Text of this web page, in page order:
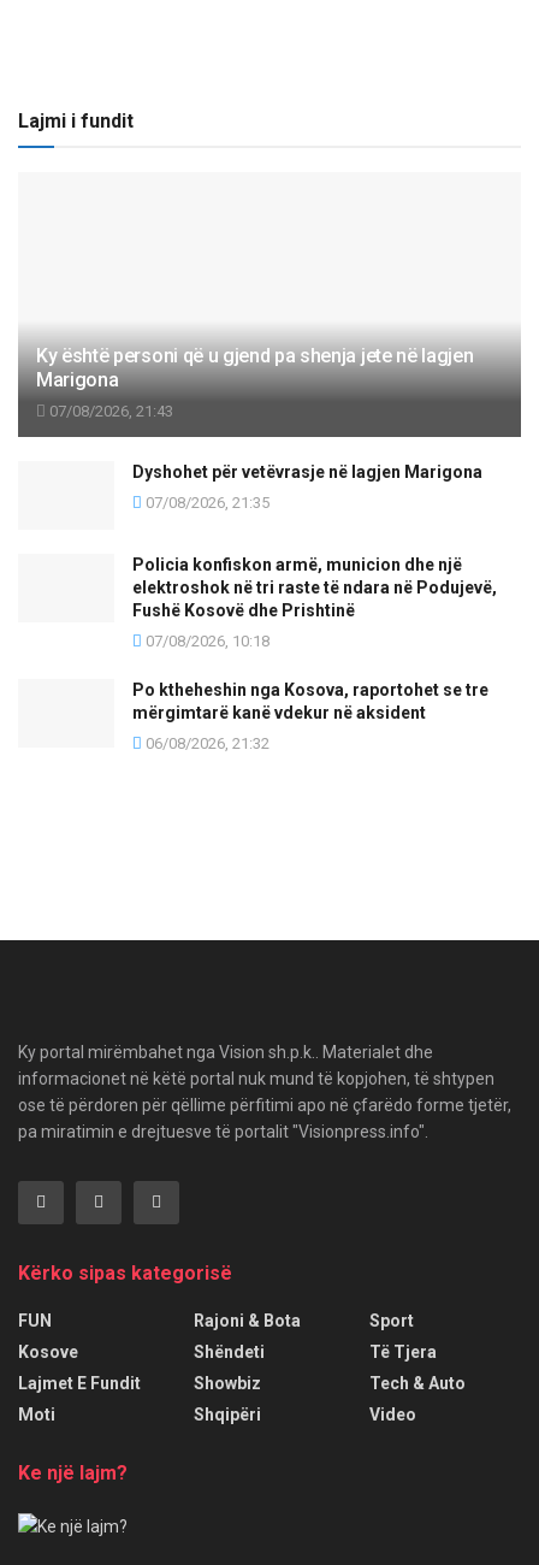
Lajmi i fundit
Ky është personi që u gjend pa shenja jete në lagjen
Marigona
07/08/2026, 21:43
Dyshohet për vetëvrasje në lagjen Marigona
07/08/2026, 21:35
Policia konfiskon armë, municion dhe një
elektroshok në tri raste të ndara në Podujevë,
Fushë Kosovë dhe Prishtinë
07/08/2026, 10:18
Po ktheheshin nga Kosova, raportohet se tre
mërgimtarë kanë vdekur në aksident
06/08/2026, 21:32
Ky portal mirëmbahet nga Vision sh.p.k.. Materialet dhe
informacionet në këtë portal nuk mund të kopjohen, të shtypen
ose të përdoren për qëllime përfitimi apo në çfarëdo forme tjetër,
pa miratimin e drejtuesve të portalit "Visionpress.info".
Kërko sipas kategorisë
FUN
Kosove
Lajmet E Fundit
Moti
Rajoni & Bota
Shëndeti
Showbiz
Shqipëri
Sport
Të Tjera
Tech & Auto
Video
Ke një lajm?